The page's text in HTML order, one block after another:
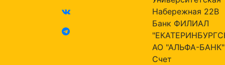
Набережная 22В
Банк ФИЛИАЛ
АО "АЛЬФА-БАНК"
Счет